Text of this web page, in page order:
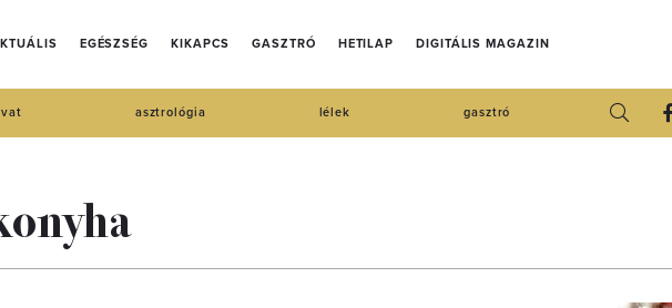
EGÉSZSÉG KIKAPCS GASZTRÓ HETILAP DIGITÁLIS MAGAZIN
asztrológia lélek gasztró